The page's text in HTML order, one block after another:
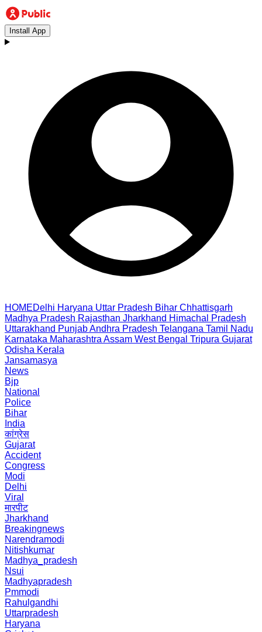
Install App
HOMEDelhi Haryana Uttar Pradesh Bihar Chhattisgarh
Madhya Pradesh Rajasthan Jharkhand Himachal Pradesh
Uttarakhand PunjabAndhra Pradesh Telangana Tamil Nadu
Karnataka Maharashtra Assam West Bengal Tripura Gujarat
Odisha Kerala
Jansamasya
News
Bjp
National
Police
Bihar
India
कांग्रेस
Gujarat
Accident
Congress
Modi
Delhi
Viral
मारपीट
Jharkhand
Breakingnews
Narendramodi
Nitishkumar
Madhya_pradesh
Nsui
Madhyapradesh
Pmmodi
Rahulgandhi
Uttarpradesh
Haryana